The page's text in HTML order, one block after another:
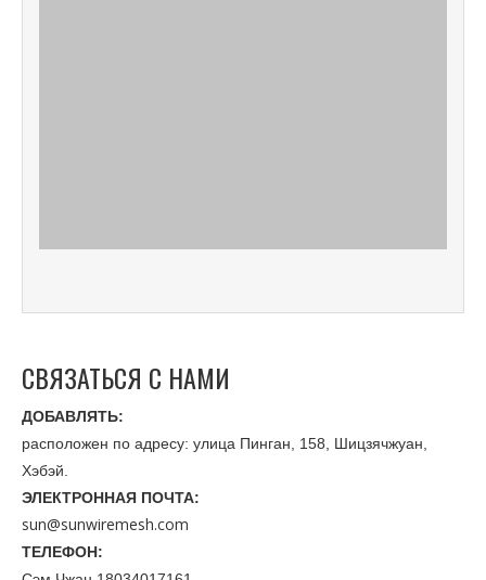
СВЯЗАТЬСЯ С НАМИ
ДОБАВЛЯТЬ:
расположен по адресу: улица Пинган, 158, Шицзячжуан,
Хэбэй.
ЭЛЕКТРОННАЯ ПОЧТА:
sun@sunwiremesh.com
ТЕЛЕФОН: